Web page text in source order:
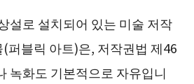
설로 설치되어 있는 미술 저작
퍼블릭 아트)은, 저작권법 제46
녹화도 기본적으로 자유입니